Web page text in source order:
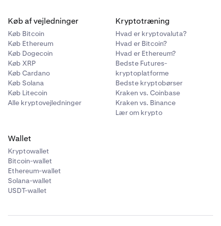
Køb af vejledninger
Køb Bitcoin
Køb Ethereum
Køb Dogecoin
Køb XRP
Køb Cardano
Køb Solana
Køb Litecoin
Alle kryptovejledninger
Kryptotræning
Hvad er kryptovaluta?
Hvad er Bitcoin?
Hvad er Ethereum?
Bedste Futures-
kryptoplatforme
Bedste kryptobørser
Kraken vs. Coinbase
Kraken vs. Binance
Lær om krypto
Wallet
Kryptowallet
Bitcoin-wallet
Ethereum-wallet
Solana-wallet
USDT-wallet